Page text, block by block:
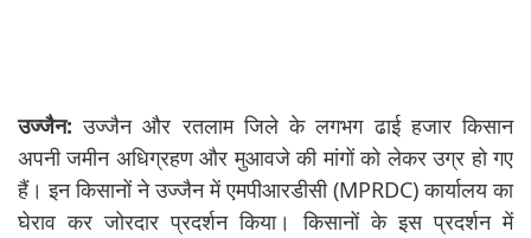
उज्जैन: उज्जैन और रतलाम जिले के लगभग ढाई हजार किसान
अपनी जमीन अधिग्रहण और मुआवजे की मांगों को लेकर उग्र हो गए
हैं। इन किसानों ने उज्जैन में एमपीआरडीसी (MPRDC) कार्यालय का
घेराव कर जोरदार प्रदर्शन किया। किसानों के इस प्रदर्शन में